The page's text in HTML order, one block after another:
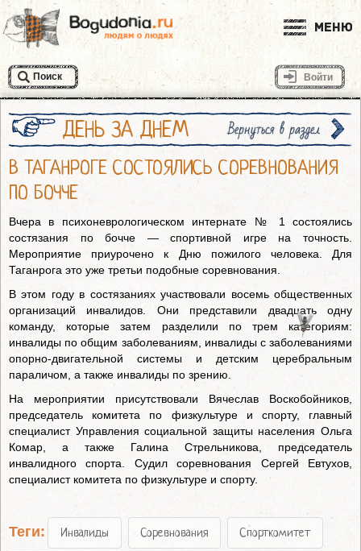
Меню
Поиск Войти
ДЕНЬ ЗА ДНЕМ Вернуться в раздел
В ТАГАНРОГЕ СОСТОЯЛИСЬ СОРЕВНОВАНИЯ
ПО БОЧЧЕ
Вчера в психоневрологическом интернате № 1 состоялись
состязания по бочче — спортивной игре на точность.
Мероприятие приурочено к Дню пожилого человека. Для
Таганрога это уже третьи подобные соревнования.
В этом году в состязаниях участвовали восемь общественных
организаций инвалидов. Они представили двадцать одну
команду, которые затем разделили по трем категориям:
инвалиды по общим заболеваниям, инвалиды с заболеваниями
опорно-двигательной системы и детским церебральным
параличом, а также инвалиды по зрению.
На мероприятии присутствовали Вячеслав Воскобойников,
председатель комитета по физкультуре и спорту, главный
специалист Управления социальной защиты населения Ольга
Комар, а также Галина Стрельникова, председатель
инвалидного спорта. Судил соревнования Сергей Евтухов,
специалист комитета по физкультуре и спорту.
Теги: Инвалиды Соревнования Спорткомитет